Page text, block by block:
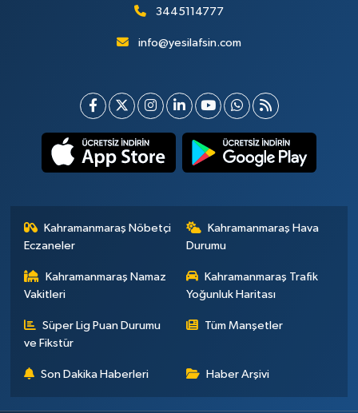
3445114777
info@yesilafsin.com
Kahramanmaraş Nöbetçi
Eczaneler
Kahramanmaraş Hava
Durumu
Kahramanmaraş Namaz
Vakitleri
Kahramanmaraş Trafik
Yoğunluk Haritası
Süper Lig Puan Durumu
ve Fikstür
Tüm Manşetler
Son Dakika Haberleri Haber Arşivi